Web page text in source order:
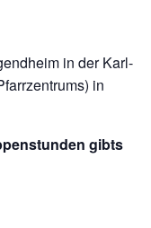
in der Karl-
in
gibts